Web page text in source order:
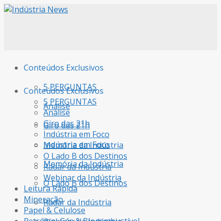
Conteúdos Exclusivos
5 PERGUNTAS
Análise
Giro das 21h
Indústria em Foco
Memória da Indústria
O Lado B dos Destinos
Radar da Indústria
Conteúdos Exclusivos
5 PERGUNTAS
Análise
Giro das 21h
Indústria em Foco
Memória da Indústria
O Lado B dos Destinos
Radar da Indústria
Webinar da Indústria
Leitura Rápida
Mineração
Papel & Celulose